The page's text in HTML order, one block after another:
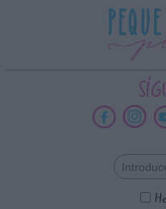
INFORMACION
PROTECCIÓN DE TUS
Datos tratados: